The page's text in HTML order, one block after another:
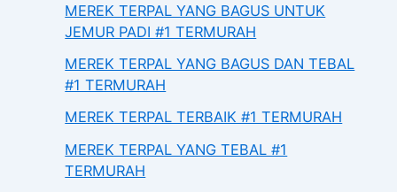
MEREK TERPAL YANG BAGUS UNTUK
JEMUR PADI #1 TERMURAH
MEREK TERPAL YANG BAGUS DAN TEBAL
#1 TERMURAH
MEREK TERPAL TERBAIK #1 TERMURAH
MEREK TERPAL YANG TEBAL #1
TERMURAH